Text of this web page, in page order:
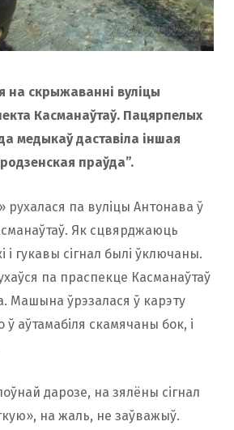
на скрыжаванні вуліцы
Касманаўтаў. Пацярпелых
медыкаў даставіла іншая
праўда”.
па вуліцы Антонава ў
Як сцвярджаюць
і гукавы сігнал былі ўключаны.
па праспекце Касманаўтаў
Машына ўрэзалася ў карэту
ў аўтамабіля скамячаны бок, і
дарозе, на зялёны сігнал
на жаль, не заўважыў.